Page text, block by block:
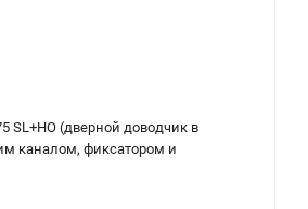
SL+HO (дверной доводчик в
каналом, фиксатором и